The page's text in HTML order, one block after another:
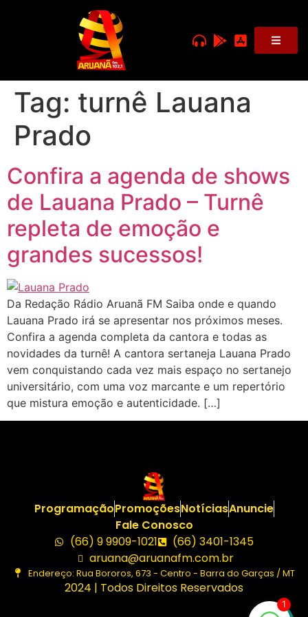
Tag: turnê Lauana
Prado
Confira a agenda de shows
de Lauana Prado – Turnê
repleta de emoção e
grandes sucessos!
Da Redação Rádio Aruanã FM Saiba onde e quando
Lauana Prado irá se apresentar nos próximos meses.
Confira a agenda completa da cantora e todas as
novidades da turnê! A cantora sertaneja Lauana Prado
vem conquistando cada vez mais espaço no sertanejo
universitário, com uma voz marcante e um repertório
que mistura emoção e autenticidade. […]
ProgramaçãoPromoçõesNotíciasAnuncie
Fale Conosco
(66) 9 9909-1021
(66) 3401-1345
aruana@aruanafm.com.br
Endereço: Rua Bororos, 673 - Centro - Barra do Garças / MT
2024 | Todos Direitos Reservados
1